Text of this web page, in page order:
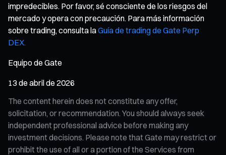
impredecibles. Por favor, sé consciente de los riesgos del
mercado y opera con precaución. Para más información
sobre trading, consulta laGuía de trading de Gate Perp
DEX.
Equipo de Gate
13 de abril de 2026
The content herein does not constitute any offer,
solicitation, or recommendation. You should always seek
independent professional advice before making any
investment decisions. Please note that Gate may restrict or
prohibit the use of all or a portion of the Services from